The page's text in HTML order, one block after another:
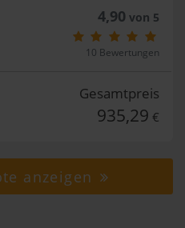
4,90 von 5
10 Bewertungen
Gesamtpreis
935,29 €
anzeigen